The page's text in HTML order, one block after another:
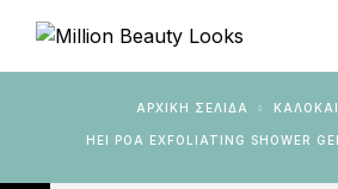
ΑΡΧΙΚΉ ΣΕΛΊΔΑ
HEI POA EXFOLIATING SHOWER